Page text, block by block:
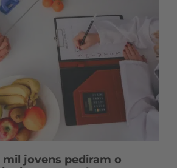
mil jovens pediram o